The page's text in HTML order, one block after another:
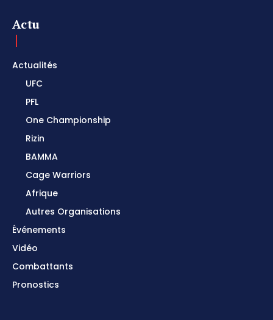
Actu
Actualités
UFC
PFL
One Championship
Rizin
BAMMA
Cage Warriors
Afrique
Autres Organisations
Événements
Vidéo
Combattants
Pronostics